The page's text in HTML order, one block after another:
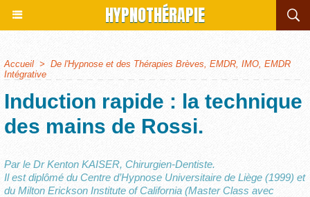
HYPNOTHÉRAPIE
Accueil > De l'Hypnose et des Thérapies Brèves, EMDR, IMO, EMDR
Intégrative
Induction rapide : la technique
des mains de Rossi.
Par le Dr Kenton KAISER, Chirurgien-Dentiste.
Il est diplômé du Centre d’Hypnose Universitaire de Liège (1999) et
du Milton Erickson Institute of California (Master Class avec